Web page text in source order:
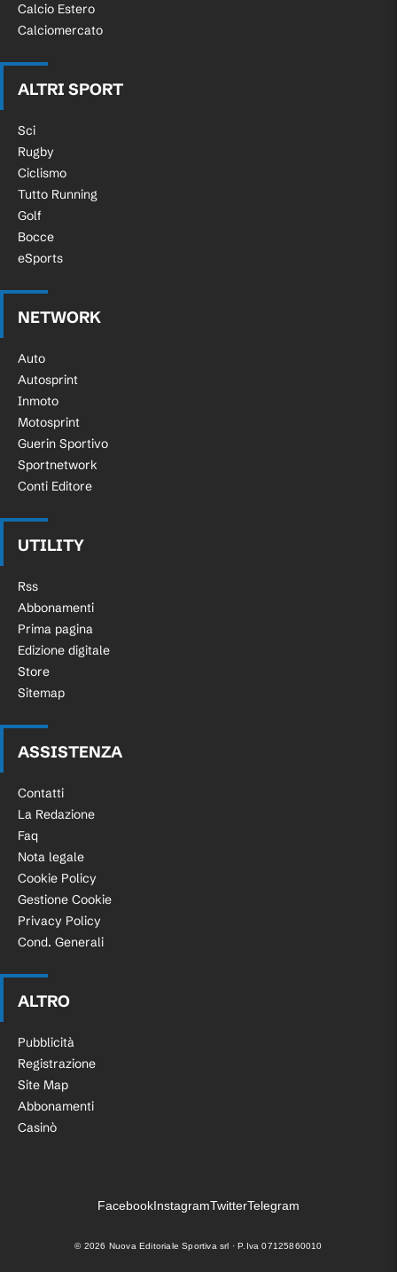
Calcio Estero
Calciomercato
ALTRI SPORT
Sci
Rugby
Ciclismo
Tutto Running
Golf
Bocce
eSports
NETWORK
Auto
Autosprint
Inmoto
Motosprint
Guerin Sportivo
Sportnetwork
Conti Editore
UTILITY
Rss
Abbonamenti
Prima pagina
Edizione digitale
Store
Sitemap
ASSISTENZA
Contatti
La Redazione
Faq
Nota legale
Cookie Policy
Gestione Cookie
Privacy Policy
Cond. Generali
ALTRO
Pubblicità
Registrazione
Site Map
Abbonamenti
Casinò
FacebookInstagramTwitterTelegram
© 2026 Nuova Editoriale Sportiva srl · P.Iva 07125860010